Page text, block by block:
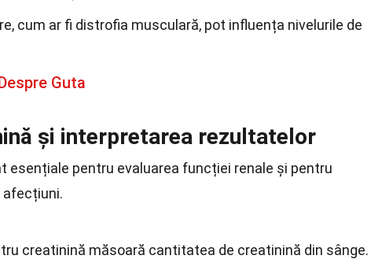
cum ar fi distrofia musculară, pot influența nivelurile de
Guta
și interpretarea rezultatelor
esențiale pentru evaluarea funcției renale și pentru
creatinină măsoară cantitatea de creatinină din sânge.